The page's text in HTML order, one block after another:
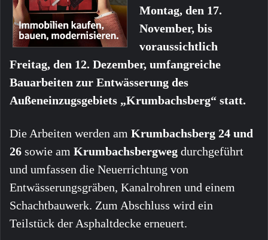
Montag, den 17.
November, bis
voraussichtlich
Freitag, den 12. Dezember, umfangreiche
Bauarbeiten zur Entwässerung des
Außeneinzugsgebiets „Krumbachsberg“ statt.
Die Arbeiten werden am Krumbachsberg 24 und
26 sowie am Krumbachsbergweg durchgeführt
und umfassen die Neuerrichtung von
Entwässerungsgräben, Kanalrohren und einem
Schachtbauwerk. Zum Abschluss wird ein
Teilstück der Asphaltdecke erneuert.